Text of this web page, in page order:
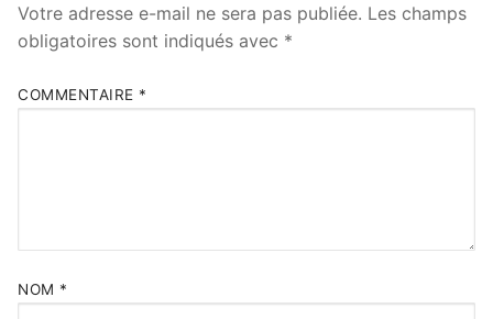
Votre adresse e-mail ne sera pas publiée. Les champs
obligatoires sont indiqués avec *
COMMENTAIRE *
NOM *